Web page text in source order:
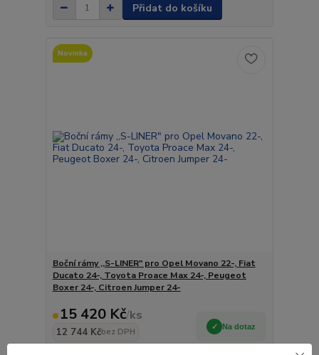
Přidat do košíku
Novinka
Boční rámy ,,S-LINER" pro Opel Movano 22-, Fiat
Ducato 24-, Toyota Proace Max 24-, Peugeot
Boxer 24-, Citroen Jumper 24-
15 420 Kč/ks
12 744 Kčbez DPH
Na dotaz